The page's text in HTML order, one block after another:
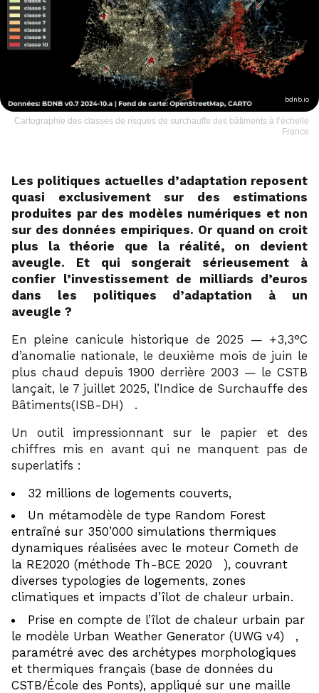
bdnb.io
Cartographie des classes de risques de surchauffe des bâtiments à l’échelle
France
Les politiques actuelles d’adaptation reposent
quasi exclusivement sur des estimations
produites par des modèles numériques et non
sur des données empiriques. Or quand on croit
plus la théorie que la réalité, on devient
aveugle. Et qui songerait sérieusement à
confier l’investissement de milliards d’euros
dans les politiques d’adaptation à un
aveugle ?
En pleine canicule historique de 2025 — +3,3°C
d’anomalie nationale, le deuxième mois de juin le
plus chaud depuis 1900 derrière 2003 — le CSTB
lançait, le 7 juillet 2025, l’Indice de Surchauffe des
Bâtiments(ISB-DH)
.
Un outil impressionnant sur le papier et des
chiffres mis en avant qui ne manquent pas de
superlatifs :
32 millions de logements couverts,
Un métamodèle de type Random Forest
entraîné sur 350’000 simulations thermiques
dynamiques réalisées avec le moteur Cometh de
la RE2020 (méthode Th-BCE 2020
), couvrant
diverses typologies de logements, zones
climatiques et impacts d’îlot de chaleur urbain.
Prise en compte de l’îlot de chaleur urbain par
le modèle Urban Weather Generator (UWG v4)
,
paramétré avec des archétypes morphologiques
et thermiques français (base de données du
CSTB/École des Ponts), appliqué sur une maille